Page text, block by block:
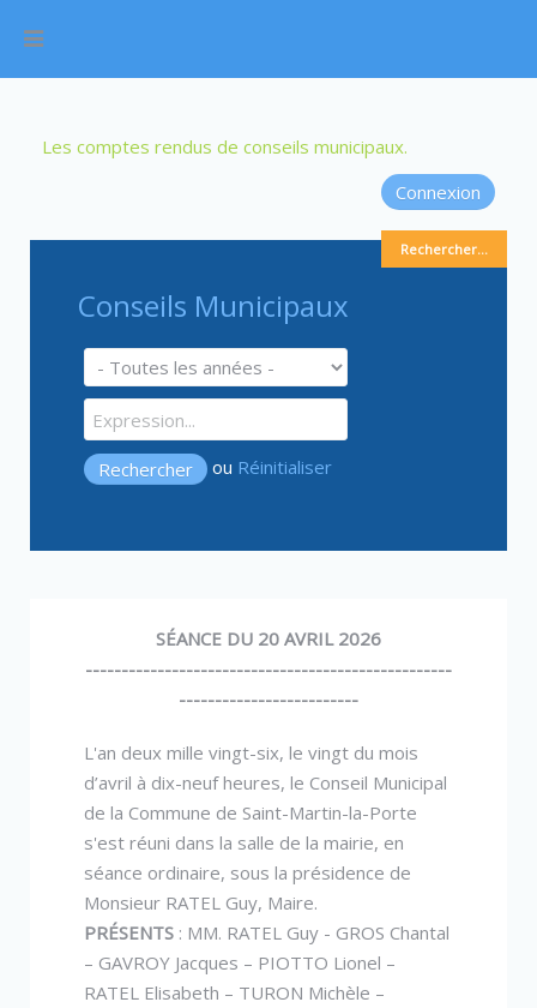
Les comptes rendus de conseils municipaux.
Connexion
Rechercher...
Conseils Municipaux
ou Réinitialiser
SÉANCE DU 20 AVRIL 2026
---------------------------------------------------
-------------------------
L'an deux mille vingt-six, le vingt du mois
d’avril à dix-neuf heures, le Conseil Municipal
de la Commune de Saint-Martin-la-Porte
s'est réuni dans la salle de la mairie, en
séance ordinaire, sous la présidence de
Monsieur RATEL Guy, Maire.
PRÉSENTS : MM. RATEL Guy - GROS Chantal
– GAVROY Jacques – PIOTTO Lionel –
RATEL Elisabeth – TURON Michèle –